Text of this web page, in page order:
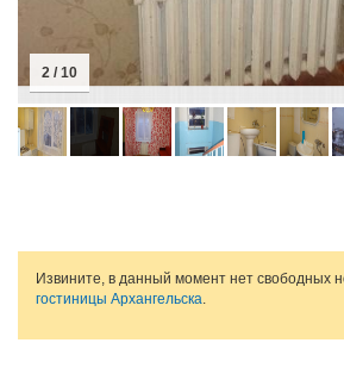
2 / 10
Извините, в данный момент нет свободных
гостиницы Архангельска.